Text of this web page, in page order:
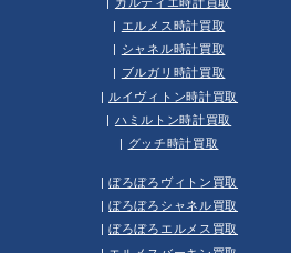
| エルメス時計買取
シャネル時計買取
ブルガリ時計買取
| ルイヴィトン時計買取
| ハミルトン時計買取
| グッチ時計買取
|ぼろぼろヴィトン買取
|ぼろぼろシャネル買取
|ぼろぼろエルメス買取